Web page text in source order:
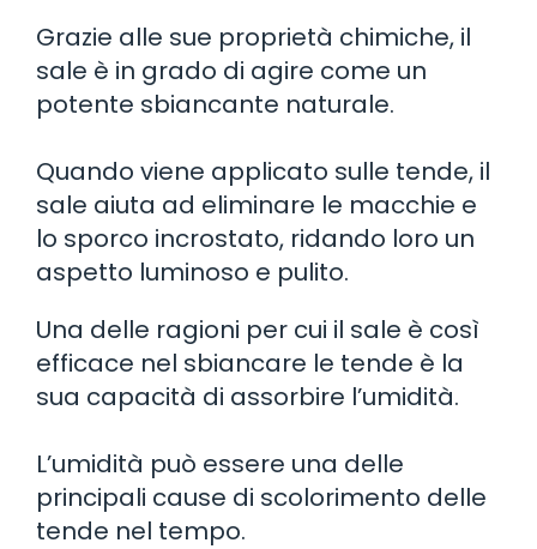
Grazie alle sue proprietà chimiche, il
sale è in grado di agire come un
potente sbiancante naturale.
Quando viene applicato sulle tende, il
sale aiuta ad eliminare le macchie e
lo sporco incrostato, ridando loro un
aspetto luminoso e pulito.
Una delle ragioni per cui il sale è così
efficace nel sbiancare le tende è la
sua capacità di assorbire l’umidità.
L’umidità può essere una delle
principali cause di scolorimento delle
tende nel tempo.